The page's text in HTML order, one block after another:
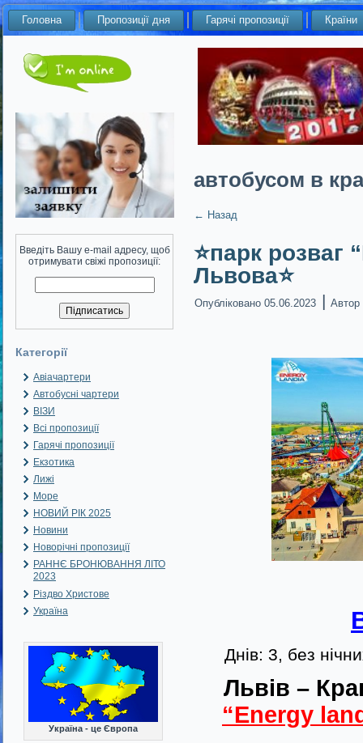
Головна Пропозиції дня Гарячі пропозиції Країни
Введіть Вашу e-mail адресу, щоб
отримувати свіжі пропозиції:
Категорії
Авіачартери
Автобусні чартери
ВІЗИ
Всі пропозиції
Гарячі пропозиції
Екзотика
Лижі
Море
НОВИЙ РІК 2025
Новини
Новорічні пропозиції
РАННЄ БРОНЮВАННЯ ЛІТО
2023
Різдво Христове
Україна
Україна - це Європа
автобусом в
← Назад
⭐️парк розваг
Львова⭐️
Опубліковано 05.06.2023 | Автор
Днів: 3, без
Львів –
“Energy